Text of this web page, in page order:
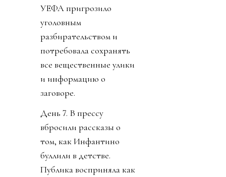
УЕФА пригрозило
уголовным
разбирательством и
потребовала сохранять
все вещественные улики
и информацию о
заговоре.
День 7. В прессу
вбросили рассказы о
том, как Инфантино
буллили в детстве.
Публика восприняла как